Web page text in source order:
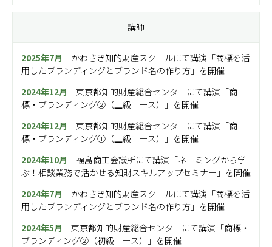
講師
2025年7月 かわさき知的財産スクールにて講演「商標を活
用したブランディングとブランド名の作り方」を開催
2024年12月
東京都知的財産総合センター にて講演「商
標・ブランディング②（上級コース）」を開催
2024年12月
東京都知的財産総合センター にて講演「商
標・ブランディング①（上級コース）」を開催
2024年10月
福島商工会議所にて講演「ネーミングから学
ぶ！相談業務で活かせる知財スキルアップセミナー」を開催
2024年7月 かわさき知的財産スクールにて講演「商標を活
用したブランディングとブランド名の作り方」を開催
2024年5月
東京都知的財産総合センター にて講演「商標・
ブランディング②（初級コース）」を開催